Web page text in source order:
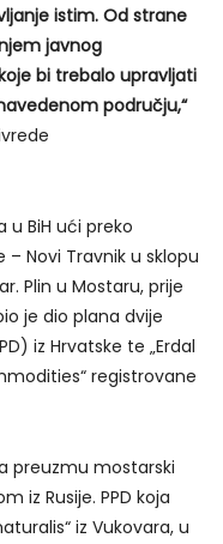
istim. Od strane
javnog
bi trebalo upravljati
području,“
u BiH ući preko
Novi Travnik u sklopu
Plin u Mostaru, prije
je dio plana dvije
iz Hrvatske te „Erdal
registrovane
preuzmu mostarski
iz Rusije. PPD koja
iz Vukovara, u